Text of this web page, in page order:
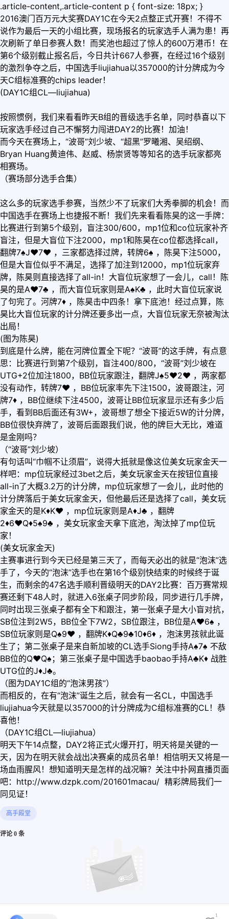
.article-content,.article-content p { font-size: 18px; }
2016澳门百万元大奖赛DAY1C在今天2点整正式开赛！不得不
说作为最后一天的小组比赛，现场报名的玩家选手人满为患！再
次刷新了单日参赛人数！而奖池也超过了惊人的600万港币！在
第6个级别截止报名后，今日共计667人参赛，在经过16个级别
的激烈争夺之后，中国选手liujiahua以357000的计分牌成为今
天C组标准赛的chips leader！
(DAY1C组CL—liujiahua)
按照惯例，我们来看看昨天B组的晋级选手名单，同时恭喜以下
玩家选手经过自己不懈努力闯进DAY2的比赛！加油！
而今天在赛场上，“波哥”刘少坡、“超黑”罗曦湘、吴绍纲、
Bryan Huang黄迪伟、赵威、杨崇贤等等知名的选手玩家都亮
相赛场。
（赛场部分选手合集）
这么多的玩家选手参赛，当然少不了玩家们大秀拳脚的机会！而
中国选手在赛场上也捷报不断！我们先来看看陈昊的这一手牌：
比赛进行到第5个级别，盲注300/600，mp1位和co位玩家补齐
盲注，但是大盲位下注2000，mp1和陈昊在co位都选择call，
翻牌7♠J♥7♥ ，三家都选择过牌，转牌6♠ ，陈昊下注5000，
但是大盲位似乎不满足，选择了加注到12000，mp1位玩家弃
牌，陈昊则直接选择了all-in！大盲位玩家想了一会儿，call！陈
昊的是A♥7♣ ，而大盲位玩家则是A♠K♣ ，此时大盲位玩家说
了句完了。河牌7♦ ，陈昊击中四条！拿下底池！经过点算，陈
昊比大盲位玩家的计分牌还要多出一点，大盲位玩家无奈被淘汰
出局！
(图为陈昊)
到底是什么牌，能在河牌位置全下呢？“波哥”的这手牌，有点意
思：比赛进行到第7个级别，盲注400/800，“波哥”刘少坡在
UTG+2位加注1800，BB位玩家跟注，翻牌J♠5♥2♥ ，两家都
没有动作，转牌7♥ ，BB位玩家率先下注1500，波哥跟注，河
牌7♦ ，BB位继续下注4500，波哥让BB位玩家显示还有多少后
手，看到BB后面还有3W+，波哥想了想全下接近5W的计分牌，
BB位很快弃牌了，波哥后面跟我们说，他的牌巨大无比，难道
是金刚吗？
（“波哥”刘少坡）
有句话叫“巾帼不让须眉”，说得大抵就是像这位美女玩家金天一
样吧：mp位玩家经过3bet之后，美女玩家金天在按钮位直接
all-in了大概3.2万的计分牌，mp位玩家想了一会儿，此时他的
计分牌落后于美女玩家金天，但他最后还是选择了call，美女玩
家金天的是K♦K♥ ，mp位玩家则是A♦J♣ ，翻牌
2♦6♥Q♦5♠9♣ ，美女玩家金天拿下底池，淘汰掉了mp位玩
家！
(美女玩家金天)
主赛事进行到今天已经是第三天了，而每天必出的就是“泡沫”选
手了，今天的“泡沫”选手也在第16个级别快结束的时候终于诞
生，而剩余的47名选手顺利晋级明天的DAY2比赛：百万赛常规
赛还剩下48人时，就进入6张桌子同步阶段，同步进行几手牌，
同时出现三张桌子都有全下和跟注，第一张桌子是大小盲对抗，
SB位注到2W5，BB位全下7W2，SB位跟注，BB位是A♥6♠ ，
SB位玩家则是Q♠9♥ ，翻牌K♦Q♣9♣10♦6♦ ，泡沫男孩就此诞
生了；第二张桌子是来自新加坡的CL选手Siong手持A♠7♠ 不敌
BB位的Q♥Q♠；第三张桌子是中国选手baobao手持A♣K♦ 战胜
UTG位的J♦J♣。
（图为DAY1C组的“泡沫男孩”）
而相反的，在有“泡沫”诞生之后，就会有一名CL，中国选手
liujiahua今天就是以357000的计分牌成为C组标准赛的CL！恭
喜他！
（DAY1C组CL—liujiahua）
明天下午14点整，DAY2将正式火爆开打，明天将是关键的一
天，因为在明天就会战出决赛桌的成员名单！相信明天又将是一
场血雨腥风！想知道明天是怎样的战况嘛？关注中扑网直播页面
吧：http://www.dzpk.com/201601macau/ 精彩牌局我们一
同见证！
高手殿堂
评论 0 条
1